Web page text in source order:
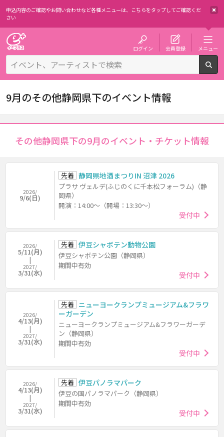
申込内容のご確認やお問い合わせなど各種メニューは、 こちらをタップしてご確認くだ
さい
ログイン 会員登録 メニュー
9月のその他静岡県下のイベント情報
その他静岡県下の9月のイベント・チケット情報
2026/
9/6(日)
先着 静岡県地酒まつりIN 沼津 2026
プラサ ヴェルデ(ふじのくに千本松フォーラム)（静
岡県）
開演：14:00～（開場：13:30～）
受付中
2026/
5/11(月)
2027/
3/31(水)
先着 伊豆シャボテン動物公園
伊豆シャボテン公園（静岡県）
期間中有効
受付中
2026/
4/13(月)
2027/
3/31(水)
先着 ニューヨークランプミュージアム&フラワ
ーガーデン
ニューヨークランプミュージアム&フラワーガーデ
ン（静岡県）
期間中有効
受付中
2026/
4/13(月)
2027/
3/31(水)
先着 伊豆パノラマパーク
伊豆の国パノラマパーク（静岡県）
期間中有効
受付中